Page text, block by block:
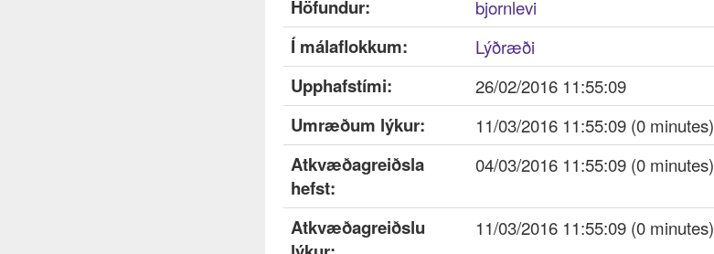
Höfundur: bjornlevi
Í málaflokkum: Lýðræði
Upphafstími: 26/02/2016 11:55:09
Umræðum lýkur: 11/03/2016 11:55:09 (0 minutes)
Atkvæðagreiðsla
hefst:
04/03/2016 11:55:09 (0 minutes)
Atkvæðagreiðslu
11/03/2016 11:55:09 (0 minutes)